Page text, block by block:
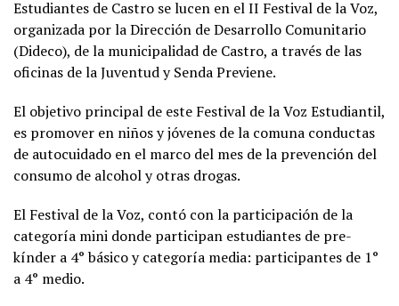
Estudiantes de Castro se lucen en el II Festival de la Voz,
organizada por la Dirección de Desarrollo Comunitario
(Dideco), de la municipalidad de Castro, a través de las
oficinas de la Juventud y Senda Previene.
El objetivo principal de este Festival de la Voz Estudiantil,
es promover en niños y jóvenes de la comuna conductas
de autocuidado en el marco del mes de la prevención del
consumo de alcohol y otras drogas.
El Festival de la Voz, contó con la participación de la
categoría mini donde participan estudiantes de pre-
kínder a 4° básico y categoría media: participantes de 1°
a 4° medio.